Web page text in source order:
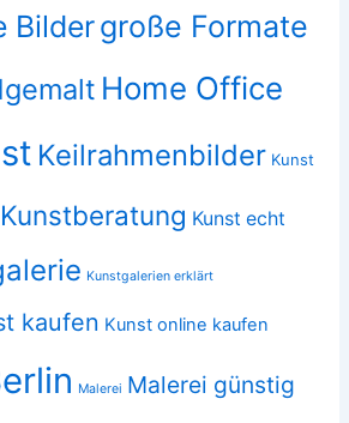
Bildergroße Formate
Home Office
Keilrahmenbilder Kunst
Kunstberatung Kunst echt
Kunstgalerien erklärt
kaufen Kunst online kaufen
Malerei Malerei günstig